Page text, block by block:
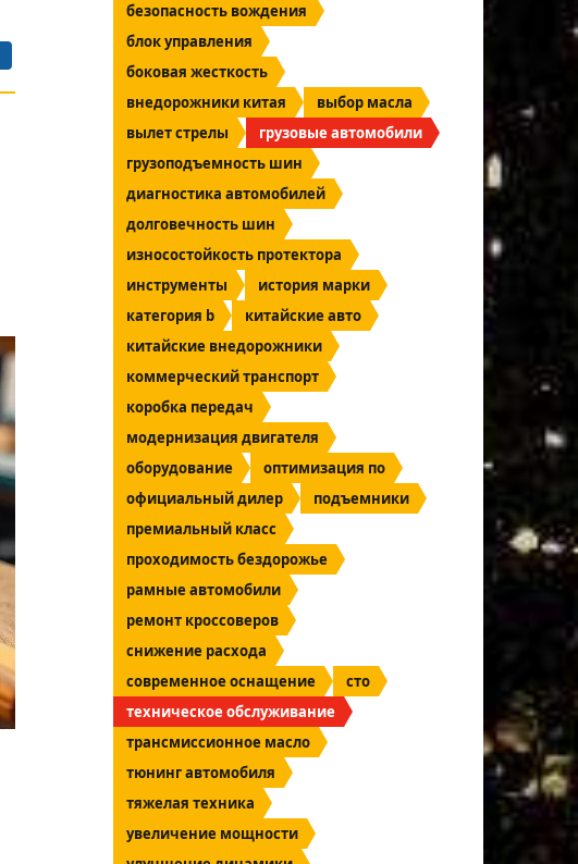
безопасность вождения
блок управления
боковая жесткость
внедорожники китая
выбор масла
вылет стрелы
грузовые автомобили
грузоподъемность шин
диагностика автомобилей
долговечность шин
износостойкость протектора
инструменты
история марки
категория b
китайские авто
китайские внедорожники
коммерческий транспорт
коробка передач
модернизация двигателя
оборудование
оптимизация по
официальный дилер
подъемники
премиальный класс
проходимость бездорожье
рамные автомобили
ремонт кроссоверов
снижение расхода
современное оснащение
сто
техническое обслуживание
трансмиссионное масло
тюнинг автомобиля
тяжелая техника
увеличение мощности